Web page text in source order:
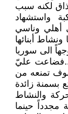
لكنه سبب
واستشهاد
أهلي وناسي
أبنائها
الى سوريا
..فضاعت عليّ
سوف تمنعه من
بسمنة زائدة
والنشاط
مجدداً حينما